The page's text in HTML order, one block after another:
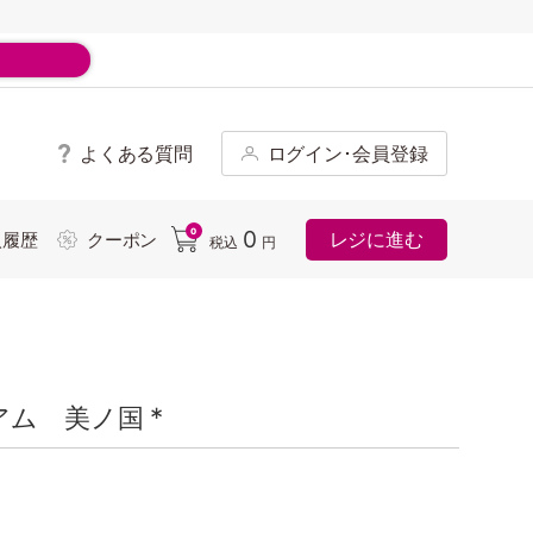
よくある質問 ログイン･会員登録
歴 クーポン 0
税込 0 円 レジに進む
ム 美ノ国 *